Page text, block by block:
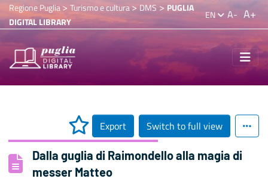
Regione Puglia> Turismo e cultura>DMS > PUGLIA
DIGITAL LIBRARY
EN A- A+
Export Switch to full view
Dalla guglia di Raimondello alla magia di
messer Matteo